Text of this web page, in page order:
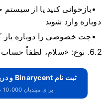
بازخوانی کنید یا از
دوباره وارد شوید
چت خصوصی را دوباره باز
6.2. نوع: «سلام، لطفاً حساب
ثبت نام Binarycent و دریافت 10،000 دلار رایگان
برای مبتدیان 10،000 دلار رایگان دریافت کنید